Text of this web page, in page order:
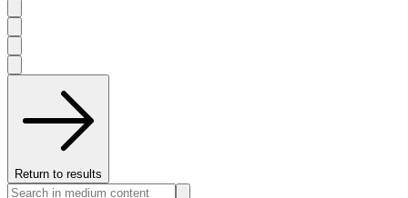
Return to results